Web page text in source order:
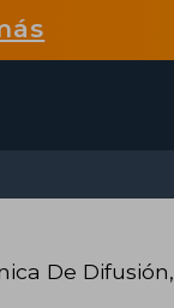
De Difusión,